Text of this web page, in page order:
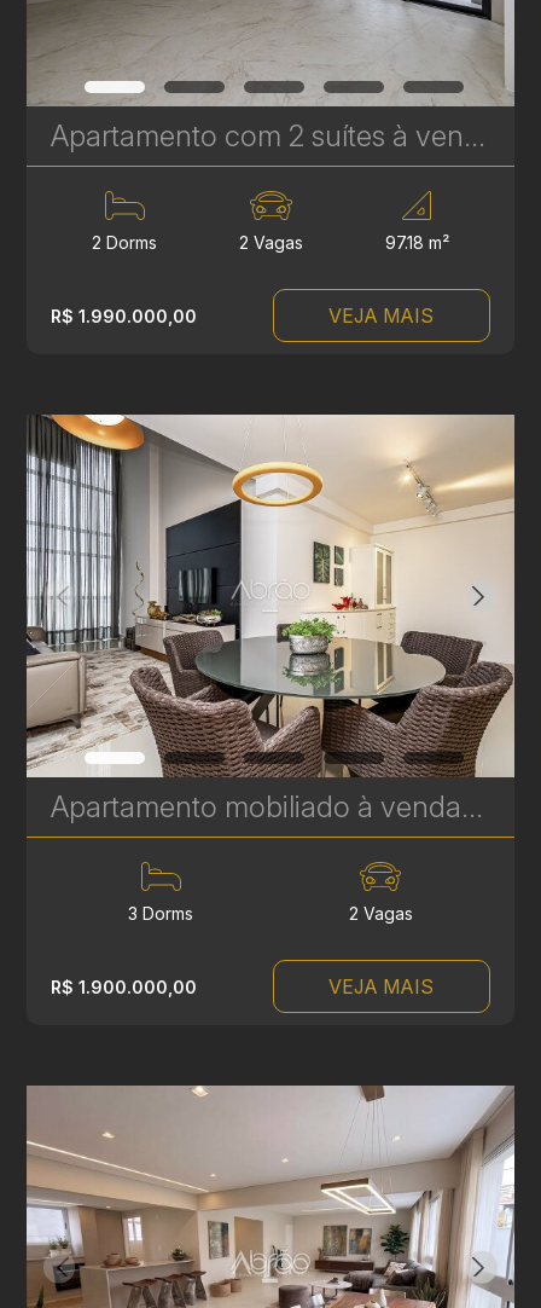
Apartamento com 2 suítes à venda no Edifício Casamia - 97.18 m² | Ref. 1768
2 Dorms 2 Vagas 97.18 m²
R$ 1.990.000,00 VEJA MAIS
Apartamento mobiliado à venda no Soul Batel Soho, com 120,32 m², 3 quartos, sendo 1 suíte | Ref. 1764
3 Dorms 2 Vagas
R$ 1.900.000,00 VEJA MAIS